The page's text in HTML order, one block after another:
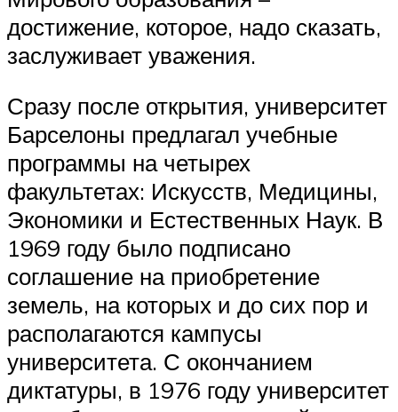
достижение, которое, надо сказать,
заслуживает уважения.
Сразу после открытия, университет
Барселоны предлагал учебные
программы на четырех
факультетах: Искусств, Медицины,
Экономики и Естественных Наук. В
1969 году было подписано
соглашение на приобретение
земель, на которых и до сих пор и
располагаются кампусы
университета. С окончанием
диктатуры, в 1976 году университет